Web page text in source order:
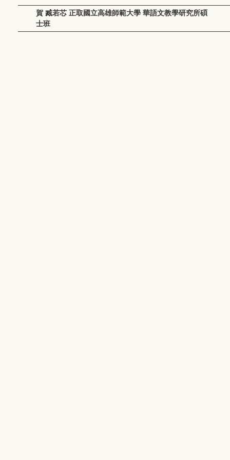
賀 臧若芯 正取國立高雄師範大學 華語文教學研究所碩
士班